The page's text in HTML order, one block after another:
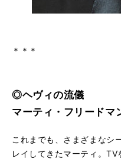
＊＊＊
◎ヘヴィの流儀
マーティ・フリードマ
これまでも、さまざまなシ
レイしてきたマーティ。